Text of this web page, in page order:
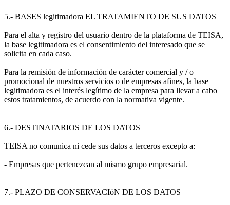
5.- BASES legitimadora EL TRATAMIENTO DE SUS DATOS
Para el alta y registro del usuario dentro de la plataforma de TEISA,
la base legitimadora es el consentimiento del interesado que se
solicita en cada caso.
Para la remisión de información de carácter comercial y / o
promocional de nuestros servicios o de empresas afines, la base
legitimadora es el interés legítimo de la empresa para llevar a cabo
estos tratamientos, de acuerdo con la normativa vigente.
6.- DESTINATARIOS DE LOS DATOS
TEISA no comunica ni cede sus datos a terceros excepto a:
- Empresas que pertenezcan al mismo grupo empresarial.
7.- PLAZO DE CONSERVACIóN DE LOS DATOS